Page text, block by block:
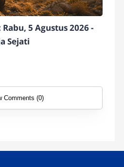
5 Agustus 2026 -
Sejati
Comments (0)